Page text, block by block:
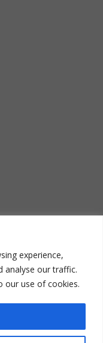
experience,
analyse our traffic.
our use of cookies.